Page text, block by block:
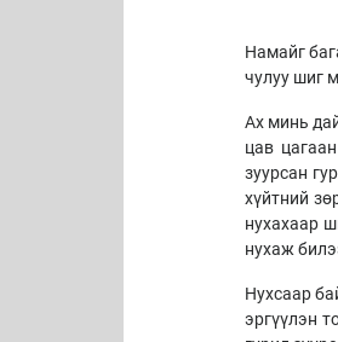
Намайг
чулуу шиг
Ах минь
цав
зуурсан
хүйтний
нухахаар
нухаж
Нухсаар
эргүүлэн